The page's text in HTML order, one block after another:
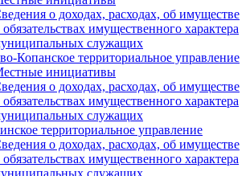
о доходах, расходах, об имуществе
имущественного характера
служащих
Копанское территориальное управление
инициативы
о доходах, расходах, об имуществе
имущественного характера
служащих
территориальное управление
о доходах, расходах, об имуществе
имущественного характера
служащих